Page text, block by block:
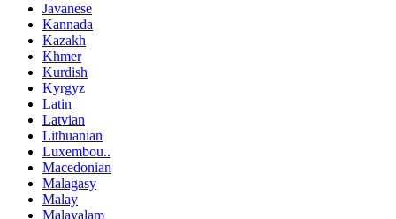
Javanese
Kannada
Kazakh
Khmer
Kurdish
Kyrgyz
Latin
Latvian
Lithuanian
Luxembou..
Macedonian
Malagasy
Malay
Malayalam